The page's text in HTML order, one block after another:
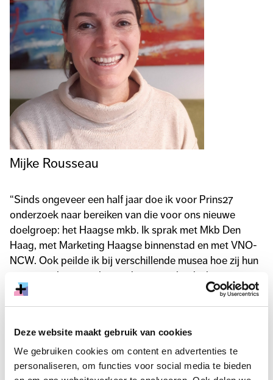
Deze website maakt gebruik van cookies
We gebruiken cookies om content en advertenties te
personaliseren, om functies voor social media te bieden
Mijke Rousseau
“Sinds ongeveer een half jaar doe ik voor Prins27
onderzoek naar bereiken van die voor ons nieuwe
doelgroep: het Haagse mkb. Ik sprak met Mkb Den
Haag, met Marketing Haagse binnenstad en met VNO-
NCW. Ook peilde ik bij verschillende musea hoe zij hun
samenwerking met het ondernemerslandschap
aanpakken. Daar zitten best wel wat verschillen tussen,
merkte ik al snel. Maar wat is nu een goed
klopte ik bij Cultuur+Ondernemen aan.”